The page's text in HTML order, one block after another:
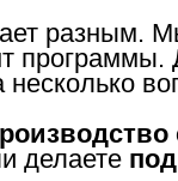
разным.
программы.
несколько
делаете